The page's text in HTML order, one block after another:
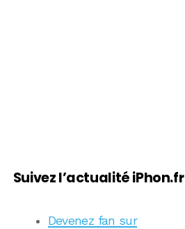
Suivez l’actualité iPhon.fr
Devenez fan sur